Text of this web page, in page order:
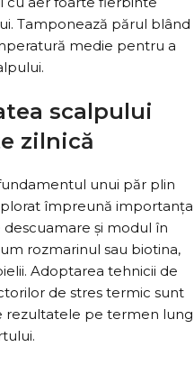
Tamponează părul blând
medie pentru a
scalpului
zilnică
unui păr plin
împreună importanța
și modul în
rozmarinul sau biotina,
Adoptarea tehnicii de
de stres termic sunt
rezultatele pe termen lung